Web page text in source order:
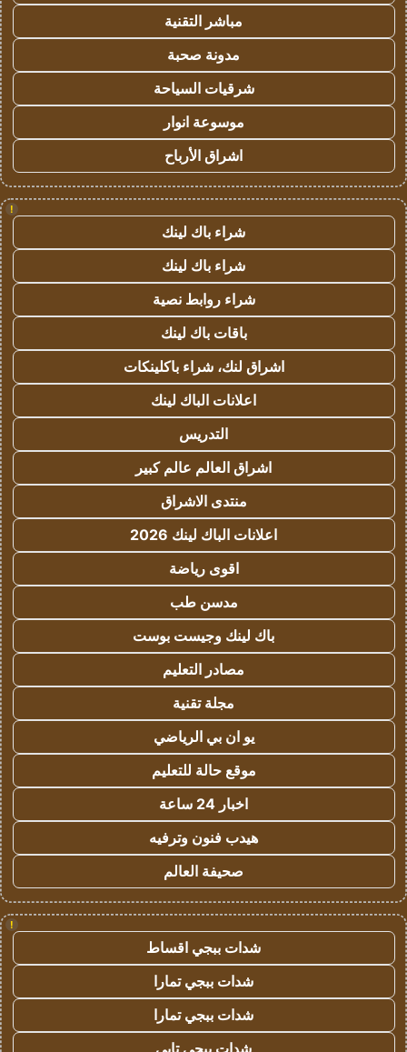
مباشر التقنية
مدونة صحبة
شرقيات السياحة
موسوعة انوار
اشراق الأرباح
!
شراء باك لينك
شراء باك لينك
شراء روابط نصية
باقات باك لينك
اشراق لنك، شراء باكلينكات
اعلانات الباك لينك
التدريس
اشراق العالم عالم كبير
منتدى الاشراق
اعلانات الباك لينك 2026
اقوى رياضة
مدسن طب
باك لينك وجيست بوست
مصادر التعليم
مجلة تقنية
يو ان بي الرياضي
موقع حالة للتعليم
اخبار 24 ساعة
هيدب فنون وترفيه
صحيفة العالم
!
شدات ببجي اقساط
شدات ببجي تمارا
شدات ببجي تمارا
شدات ببجي تابي